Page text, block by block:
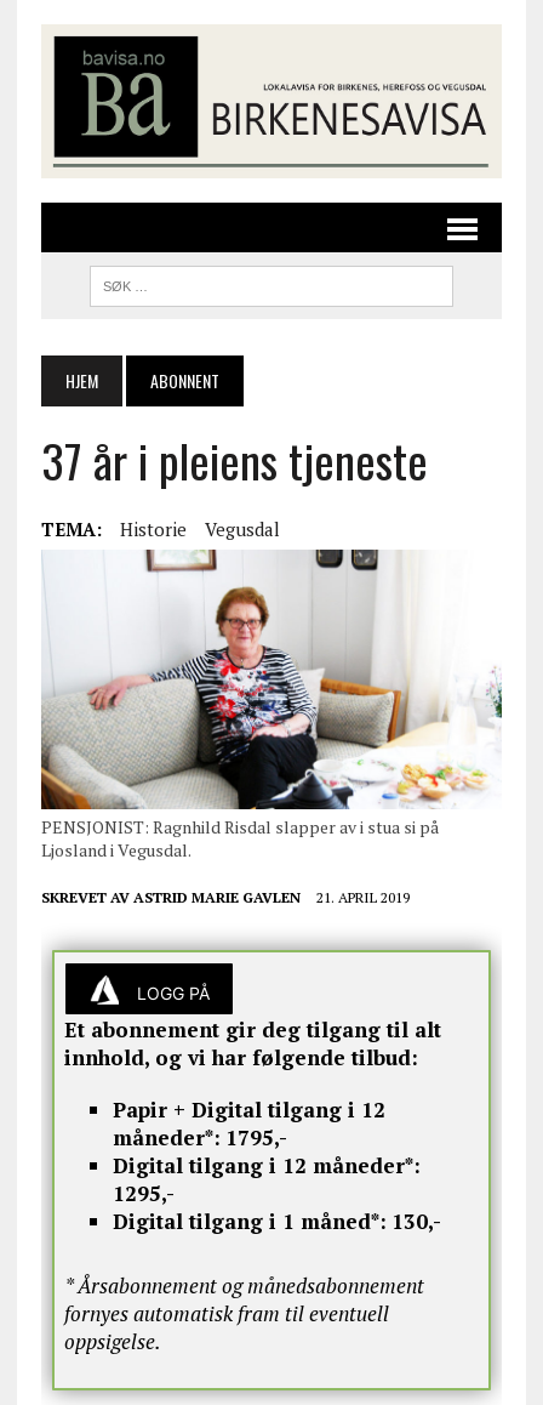
HJEM ABONNENT
37 år i pleiens tjeneste
TEMA: Historie Vegusdal
PENSJONIST: Ragnhild Risdal slapper av i stua si på
Ljosland i Vegusdal.
SKREVET AV ASTRID MARIE GAVLEN 21. APRIL 2019
LOGG PÅ
Et abonnement gir deg tilgang til alt
innhold, og vi har følgende tilbud:
Papir + Digital tilgang i 12
måneder*: 1795,-
Digital tilgang i 12 måneder*:
1295,-
Digital tilgang i 1 måned*: 130,-
* Årsabonnement og månedsabonnement
fornyes automatisk fram til eventuell
oppsigelse.